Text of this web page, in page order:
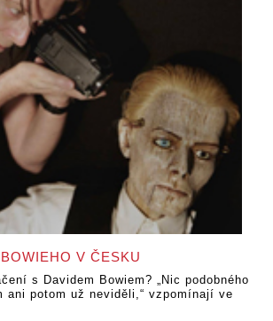
V ČESKU
s Davidem Bowiem? „Nic podobného
ani potom už neviděli,“ vzpomínají ve